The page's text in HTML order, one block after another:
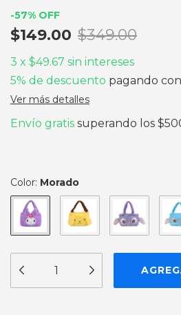
-57% OFF
$149.00 $349.00
3 x $49.67 sin intereses
5% de descuento pagando
Ver más detalles
Envío gratis superando los
Color:Morado